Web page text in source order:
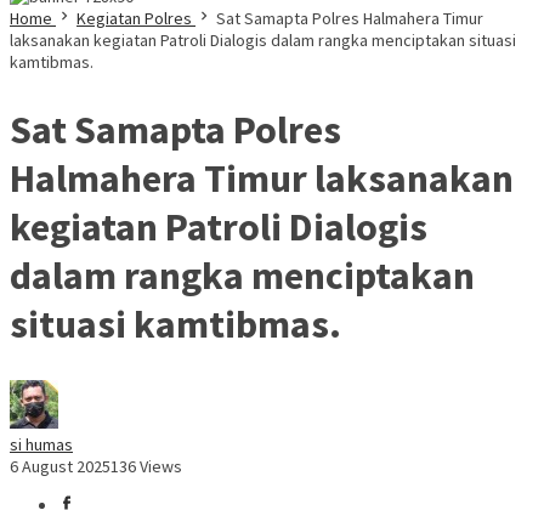
Home
Kegiatan Polres
Sat Samapta Polres Halmahera Timur
laksanakan kegiatan Patroli Dialogis dalam rangka menciptakan situasi
kamtibmas.
Sat Samapta Polres
Halmahera Timur laksanakan
kegiatan Patroli Dialogis
dalam rangka menciptakan
situasi kamtibmas.
si humas
6 August 2025136 Views